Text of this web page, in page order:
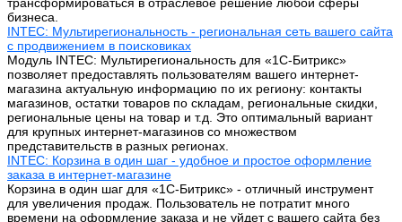
бизнеса.
INTEC: Мультирегиональность - региональная сеть вашего сайта
с продвижением в поисковиках
Модуль INTEC: Мультирегиональность для «1С-Битрикс»
позволяет предоставлять пользователям вашего интернет-
магазина актуальную информацию по их региону: контакты
магазинов, остатки товаров по складам, региональные скидки,
региональные цены на товар и т.д. Это оптимальный вариант
для крупных интернет-магазинов со множеством
представительств в разных регионах.
INTEC: Корзина в один шаг - удобное и простое оформление
заказа в интернет-магазине
Корзина в один шаг для «1С-Битрикс» - отличный инструмент
для увеличения продаж. Пользователь не потратит много
времени на оформление заказа и не уйдет с вашего сайта без